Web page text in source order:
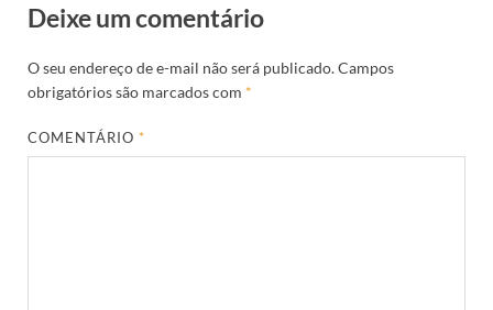
Deixe um comentário
O seu endereço de e-mail não será publicado.Campos
obrigatórios são marcados com *
COMENTÁRIO*